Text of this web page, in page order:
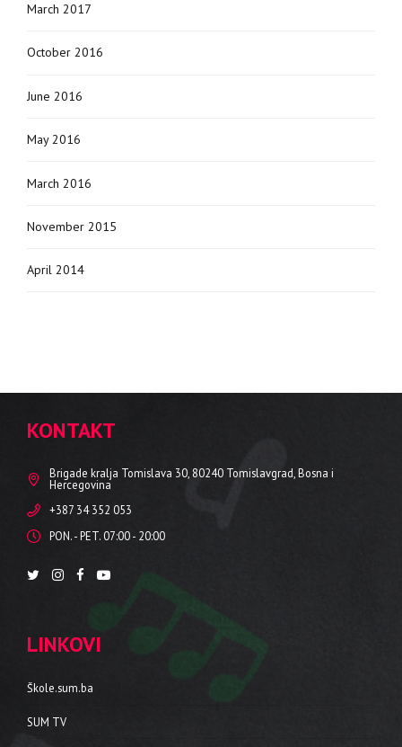
March 2017
October 2016
June 2016
May 2016
March 2016
November 2015
April 2014
KONTAKT
Brigade kralja Tomislava 30, 80240 Tomislavgrad, Bosna i
Hercegovina
+387 34 352 053
PON. - PET. 07:00 - 20:00
LINKOVI
Škole.sum.ba
SUM TV